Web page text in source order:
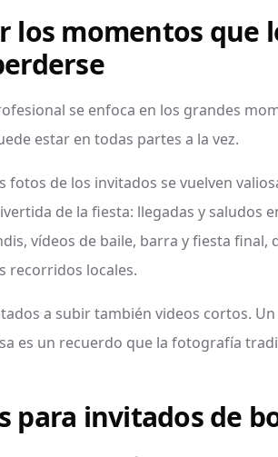
los momentos que
se enfoca en los grandes
estar en todas partes a la vez.
fotos de los invitados se vuelven
de la fiesta: llegadas y saludos
vídeos de baile, barra y fiesta final,
recorridos locales.
a subir también videos cortos.
es un recuerdo que la fotografía
para invitados de